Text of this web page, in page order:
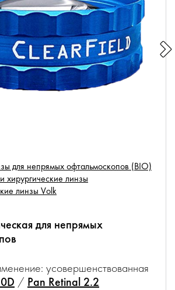
для непрямых офтальмоскопов (BIO)
хирургические линзы
линзы Volk
для непрямых
усовершенствованная
/ Pan Retinal 2.2